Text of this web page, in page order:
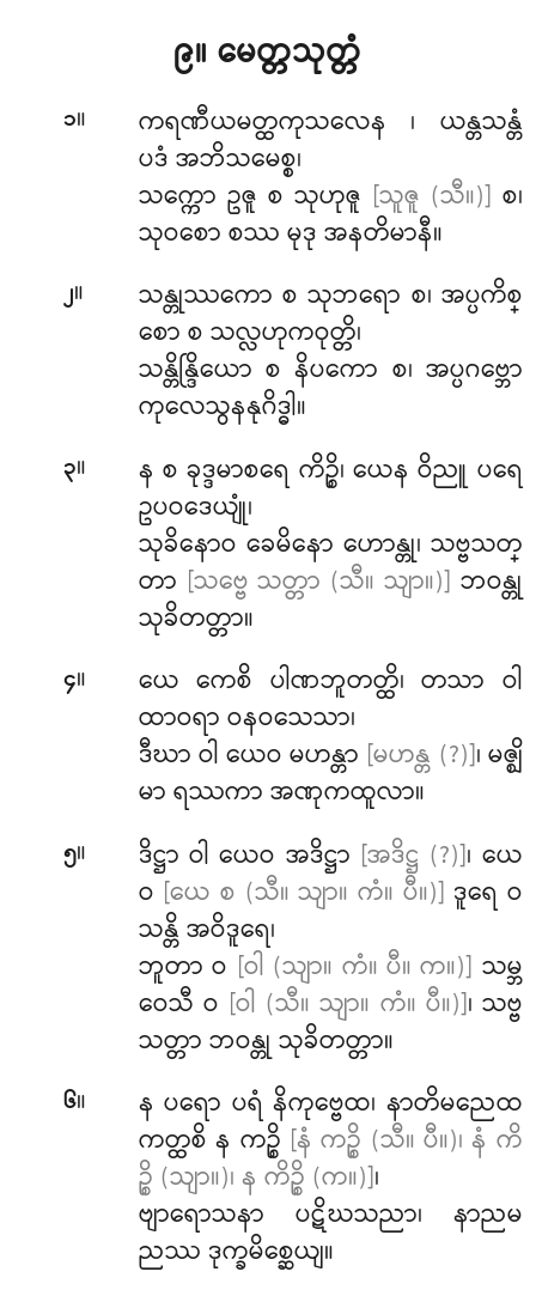
၉။ မေတ္တသုတ္တံ
၁။ ကရဏီယမတ္ထကုသလေန ၊ ယန္တသန္တံ
ပဒံ အဘိသမေစ္စ၊
သက္ကော ဥဇူ စ သုဟုဇူ [သူဇူ (သီ။)] စ၊
သုဝစော စဿ မုဒု အနတိမာနီ။
၂။ သန္တုဿကောစ သုဘရော စ၊ အပ္ပကိစ္
စော စ သလ္လဟုကဝုတ္တိ၊
သန္တိန္ဒြိယော စ နိပကော စ၊ အပ္ပဂဗ္ဘော
ကုလေသွနနုဂိဒ္ဓါ။
၃။
န စ ခုဒ္ဒမာစရေ ကိဉ္စိ၊ ယေန ဝိညူ ပရေ
ဥပဝဒေယျုံ၊
သုခိနောဝ ခေမိနော ဟောန္တု၊ သဗ္ဗသတ္
တာ [သဗ္ဗေ သတ္တာ (သီ။ သျာ။)] ဘဝန္တု
သုခိတတ္တာ။
၄။
ယေ ကေစိ ပါဏဘူတတ္ထိ၊ တသာ ဝါ
ထာဝရာ ဝနဝသေသာ၊
ဒီဃာ ဝါ ယေဝ မဟန္တာ [မဟန္တ (?)]၊ မဇ္ဈိ
မာ ရဿကာ အဏုကထူလာ။
၅။ ဒိဋ္ဌာ ဝါ ယေဝ အဒိဋ္ဌာ [အဒိဋ္ဌ (?)]၊ ယေ
ဝ [ယေ စ (သီ။ သျာ။ ကံ။ ပီ။)] ဒူရေ ဝ
သန္တိ အဝိဒူရေ၊
ဘူတာ ဝ [ဝါ (သျာ။ ကံ။ ပီ။ က။)] သမ္ဘ
ဝေသီ ဝ [ဝါ (သီ။ သျာ။ ကံ။ ပီ။)]၊ သဗ္ဗ
သတ္တာ ဘဝန္တု သုခိတတ္တာ။
၆။
န ပရော ပရံ နိကုဗ္ဗေထ၊ နာတိမညေထ
ကတ္ထစိ န ကဉ္စိ [နံ ကဉ္စိ (သီ။ ပီ။)၊ နံ ကိ
ဉ္စိ (သျာ။)၊ န ကိဉ္စိ (က။)]၊
ဗျာရောသနာ ပဋိဃသညာ၊ နာညမ
ညဿ ဒုက္ခမိစ္ဆေယျ။